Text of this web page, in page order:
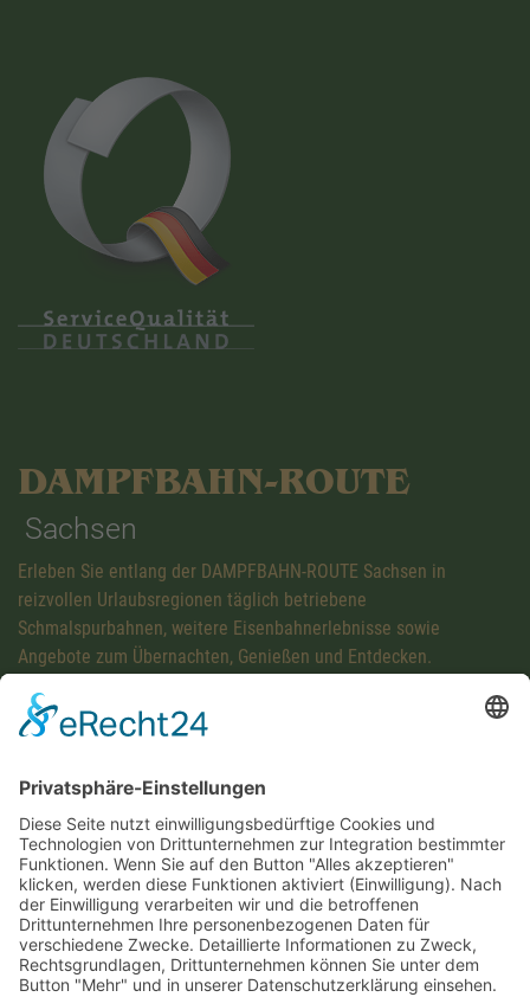
DAMPFBAHN-ROUTE
Sachsen
Erleben Sie entlang der DAMPFBAHN-ROUTE Sachsen in
reizvollen Urlaubsregionen täglich betriebene
Schmalspurbahnen, weitere Eisenbahnerlebnisse sowie
Angebote zum Übernachten, Genießen und Entdecken.